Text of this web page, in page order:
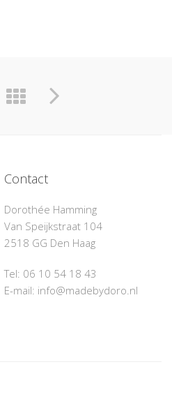
Contact
Dorothée Hamming
Van Speijkstraat 104
2518 GG Den Haag
Tel: 06 10 54 18 43‬
E-mail: info@madebydoro.nl